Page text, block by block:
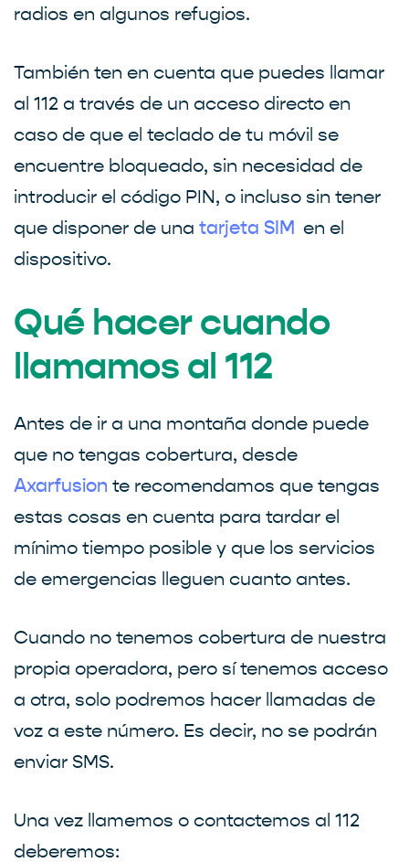
radios en algunos refugios.
También ten en cuenta que puedes llamar
al 112 a través de un acceso directo en
caso de que el teclado de tu móvil se
encuentre bloqueado, sin necesidad de
introducir el código PIN, o incluso sin tener
que disponer de una tarjeta SIM en el
dispositivo.
Qué hacer cuando
llamamos al 112
Antes de ir a una montaña donde puede
que no tengas cobertura, desde
Axarfusion te recomendamos que tengas
estas cosas en cuenta para tardar el
mínimo tiempo posible y que los servicios
de emergencias lleguen cuanto antes.
Cuando no tenemos cobertura de nuestra
propia operadora, pero sí tenemos acceso
a otra, solo podremos hacer llamadas de
voz a este número. Es decir, no se podrán
enviar SMS.
Una vez llamemos o contactemos al 112
deberemos: